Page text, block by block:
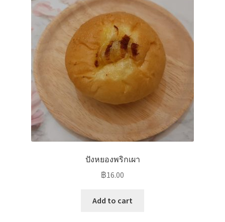
ปังหยองพริกเผา
฿16.00
Add to cart